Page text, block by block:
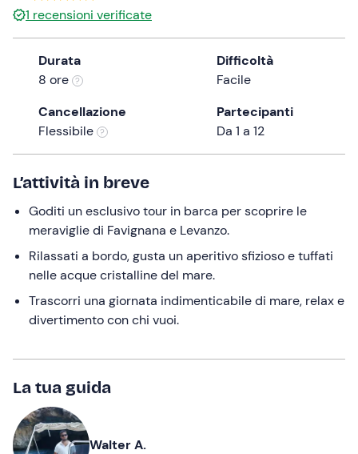
the
question
mark
keyboard
shortcuts
for
changing
dates.
1 recensioni verificate
Durata
8 ore
Difficoltà
Facile
Cancellazione
Flessibile
Partecipanti
Da 1 a 12
L’attività in breve
Goditi un esclusivo tour in barca per scoprire le
meraviglie di Favignana e Levanzo.
Rilassati a bordo, gusta un aperitivo sfizioso e tuffati
nelle acque cristalline del mare.
Trascorri una giornata indimenticabile di mare, relax e
divertimento con chi vuoi.
La tua guida
Walter A.